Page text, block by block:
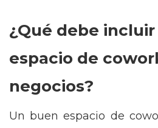
¿Qué debe
espacio de
negocios?
Un buen espacio de